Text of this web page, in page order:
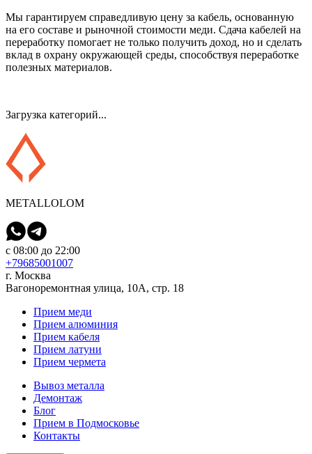
Мы гарантируем справедливую цену за кабель, основанную
на его составе и рыночной стоимости меди. Сдача кабелей на
переработку помогает не только получить доход, но и сделать
вклад в охрану окружающей среды, способствуя переработке
полезных материалов.
Загрузка категорий...
METALLOLOM
с 08:00 до 22:00
+79685001007
г. Москва
Вагоноремонтная улица, 10А, стр. 18
Прием меди
Прием алюминия
Прием кабеля
Прием латуни
Прием чермета
Вывоз металла
Демонтаж
Блог
Прием в Подмосковье
Контакты